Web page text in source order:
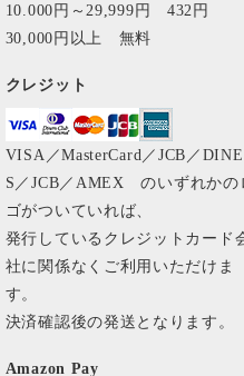
10.000円～29,999円 432円
30,000円以上 無料
クレジット
VISA／MasterCard／JCB／
S／JCB／AMEX のいずれかの
ゴがついていれば、
発行しているクレジットカード
社に関係なくご利用いただけま
す。
決済確認後の発送となります。
Amazon Pay